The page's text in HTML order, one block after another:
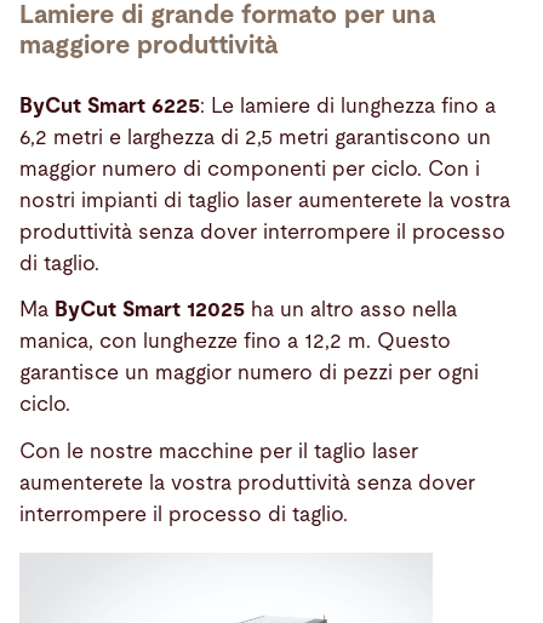
Lamiere di grande formato per una
maggiore produttività
ByCut Smart 6225: Le lamiere di lunghezza fino a
6,2 metri e larghezza di 2,5 metri garantiscono un
maggior numero di componenti per ciclo. Con i
nostri impianti di taglio laser aumenterete la vostra
produttività senza dover interrompere il processo
di taglio.
Ma ByCut Smart 12025 ha un altro asso nella
manica, con lunghezze fino a 12,2 m. Questo
garantisce un maggior numero di pezzi per ogni
ciclo.
Con le nostre macchine per il taglio laser
aumenterete la vostra produttività senza dover
interrompere il processo di taglio.